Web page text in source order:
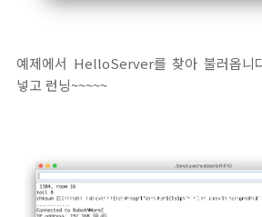
예제에서 HelloServer를 찾아 불러옵니
넣고 런닝~~~~~